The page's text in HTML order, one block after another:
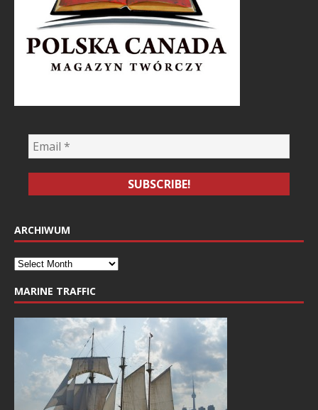
ARCHIWUM
MARINE TRAFFIC